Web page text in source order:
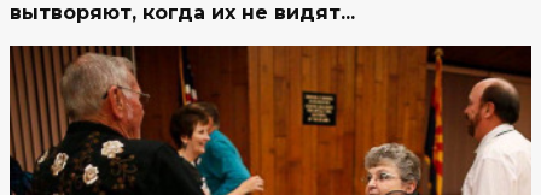
вытворяют, когда их не видят...